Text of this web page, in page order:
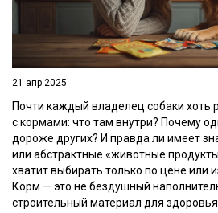
21 апр 2025
Почти каждый владелец собаки хоть
с кормами: что там внутри? Почему
дороже других? И правда ли имеет
или абстрактные «животные
хватит выбирать только по цене или
Корм — это не бездушный
строительный материал для здоровья